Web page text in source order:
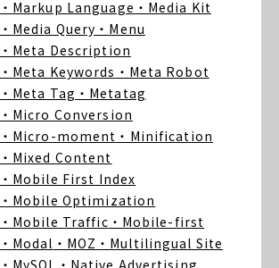
・Markup Language ・Media Kit
・Media Query ・Menu
・Meta Description
・Meta Keywords ・Meta Robot
・Meta Tag ・Metatag
・Micro Conversion
・Micro-moment ・Minification
・Mixed Content
・Mobile First Index
・Mobile Optimization
・Mobile Traffic ・Mobile-first
・Modal ・MOZ ・Multilingual Site
・MySQL ・Native Advertising